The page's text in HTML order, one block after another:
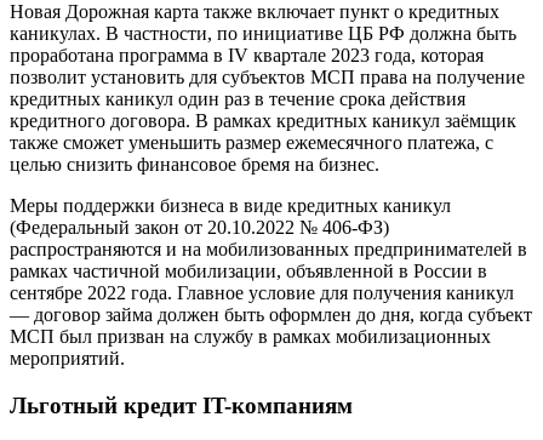
Новая Дорожная карта также включает пункт о кредитных
каникулах. В частности, по инициативе ЦБ РФ должна быть
проработана программа в IV квартале 2023 года, которая
позволит установить для субъектов МСП права на получение
кредитных каникул один раз в течение срока действия
кредитного договора. В рамках кредитных каникул заёмщик
также сможет уменьшить размер ежемесячного платежа, с
целью снизить финансовое бремя на бизнес.
Меры поддержки бизнеса в виде кредитных каникул
(Федеральный закон от 20.10.2022 № 406-ФЗ)
распространяются и на мобилизованных предпринимателей в
рамках частичной мобилизации, объявленной в России в
сентябре 2022 года. Главное условие для получения каникул
— договор займа должен быть оформлен до дня, когда субъект
МСП был призван на службу в рамках мобилизационных
мероприятий.
Льготный кредит IT-компаниям